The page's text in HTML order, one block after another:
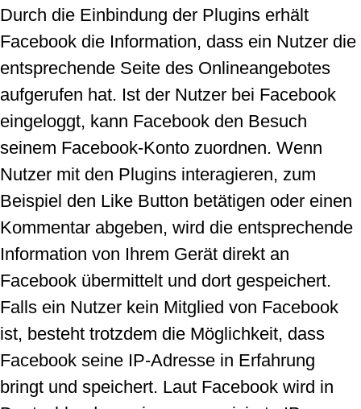
Durch die Einbindung der Plugins erhält
Facebook die Information, dass ein Nutzer die
entsprechende Seite des Onlineangebotes
aufgerufen hat. Ist der Nutzer bei Facebook
eingeloggt, kann Facebook den Besuch
seinem Facebook-Konto zuordnen. Wenn
Nutzer mit den Plugins interagieren, zum
Beispiel den Like Button betätigen oder einen
Kommentar abgeben, wird die entsprechende
Information von Ihrem Gerät direkt an
Facebook übermittelt und dort gespeichert.
Falls ein Nutzer kein Mitglied von Facebook
ist, besteht trotzdem die Möglichkeit, dass
Facebook seine IP-Adresse in Erfahrung
bringt und speichert. Laut Facebook wird in